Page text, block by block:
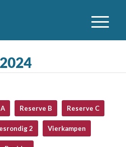
Reserve B Reserve C
2 Vierkampen